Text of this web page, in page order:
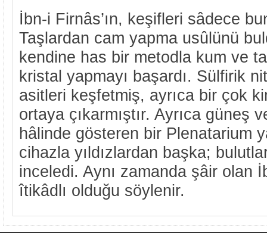
İbn-i Firnâs’ın, keşifleri sâdece
Taşlardan cam yapma usûlünü
kendine has bir metodla kum ve
kristal yapmayı başardı. Sülfirik
asitleri keşfetmiş, ayrıca bir çok
ortaya çıkarmıştır. Ayrıca güneş
hâlinde gösteren bir Plenatarium
cihazla yıldızlardan başka;
inceledi. Aynı zamanda şâir olan
îtikâdlı olduğu söylenir.